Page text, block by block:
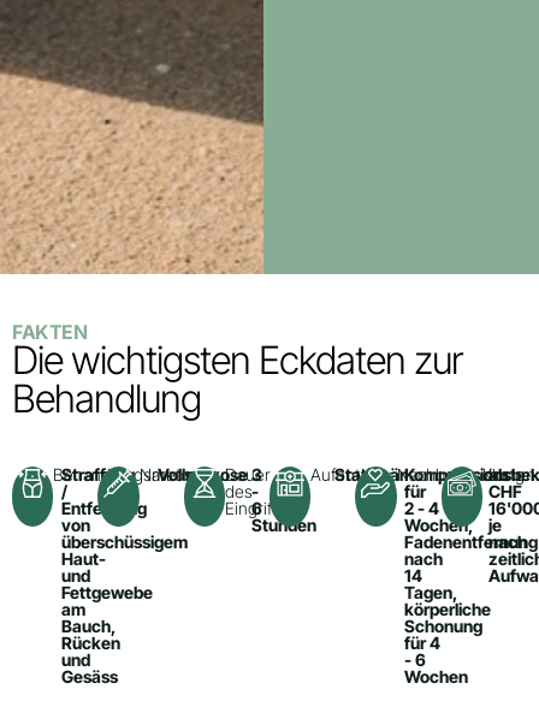
FAKTEN
Die wichtigsten Eckdaten zur
Behandlung
Behandlungsmethode:
Straffung
/
Entfernung
von
überschüssigem
Haut-
und
Fettgewebe
am
Bauch,
Rücken
und
Gesäss
Narkose:
VollnarkoseDauer
des
Eingriffs:
3
-
6
Stunden
Aufenthalt:
StationärNachbehandlung:
für
2 - 4
Wochen,
Fadenentfernung
nach
14
Tagen,
körperliche
Schonung
für 4
- 6
Wochen
Kosten:
ab
CHF
je
nach